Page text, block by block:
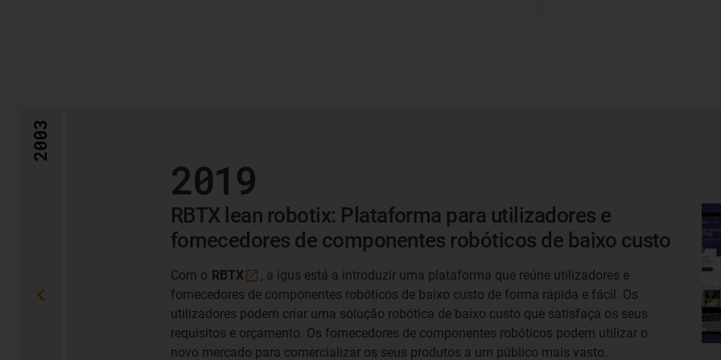
2003
2019
RBTX lean robotix: Plataforma para utilizadores e
fornecedores de componentes robóticos de baixo custo
Com o RBTX
, a igus está a introduzir uma plataforma que reúne utilizadores e
fornecedores de componentes robóticos de baixo custo de forma rápida e fácil. Os
utilizadores podem criar uma solução robótica de baixo custo que satisfaça os seus
requisitos e orçamento. Os fornecedores de componentes robóticos podem utilizar o
novo mercado para comercializar os seus produtos a um público mais vasto.